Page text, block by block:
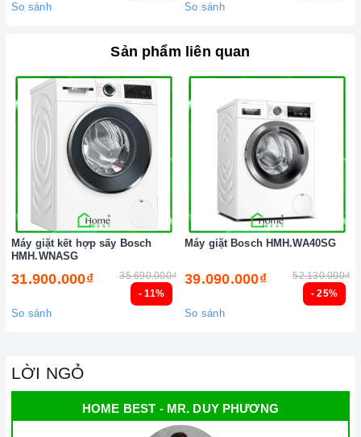
So sánh So sánh
Sản phẩm liên quan
- 11%
Máy giặt kết hợp sấy Bosch
HMH.WNASG
31.900.000₫ 35.690.000₫
So sánh
- 25%
Máy giặt Bosch HMH.WA40SG
39.090.000₫ 52.130.000₫
So sánh
LỜI NGỎ
HOME BEST - MR. DUY PHƯƠNG